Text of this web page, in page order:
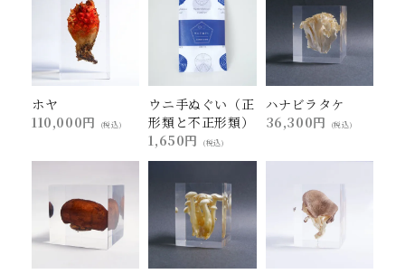
ホヤ
110,000円
(税込)
ウニ手ぬぐい（正
形類と不正形類）
1,650円
(税込)
ハナビラタケ
36,300円
(税込)